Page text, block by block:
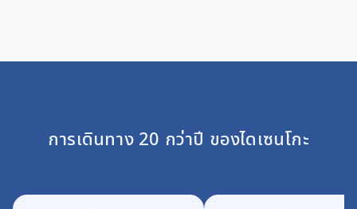
การเดินทาง 20 กว่าปี ของไดเซนโกะ